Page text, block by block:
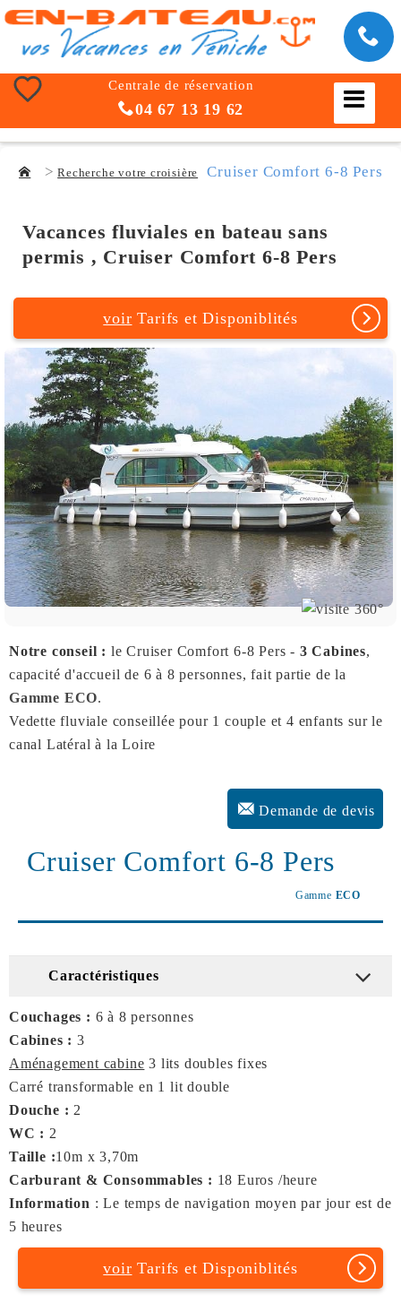
Centrale de réservation
04 67 13 19 62
Recherche votre croisière Cruiser Comfort 6-8 Pers
Vacances fluviales en bateau sans
permis , Cruiser Comfort 6-8 Pers
voir Tarifs et Disponiblités
Notre conseil : le Cruiser Comfort 6-8 Pers - 3 Cabines,
capacité d'accueil de 6 à 8 personnes, fait partie de la
Gamme ECO.
Vedette fluviale conseillée pour 1 couple et 4 enfants sur le
canal Latéral à la Loire
Demande de devis
Cruiser Comfort 6-8 Pers
Gamme ECO
Caractéristiques
Couchages : 6 à 8 personnes
Cabines : 3
Aménagement cabine 3 lits doubles fixes
Carré transformable en 1 lit double
Douche : 2
WC : 2
Taille :10m x 3,70m
Carburant & Consommables : 18 Euros /heure
Information : Le temps de navigation moyen par jour est de
5 heures
voir Tarifs et Disponiblités